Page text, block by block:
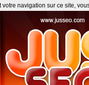
votre navigation sur ce site,